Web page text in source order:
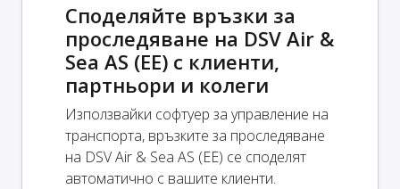
Споделяйте връзки за
проследяване на DSV Air &
Sea AS (EE) с клиенти,
партньори и колеги
Използвайки софтуер за управление на
транспорта, връзките за проследяване
на DSV Air & Sea AS (EE) се споделят
автоматично с вашите клиенти.